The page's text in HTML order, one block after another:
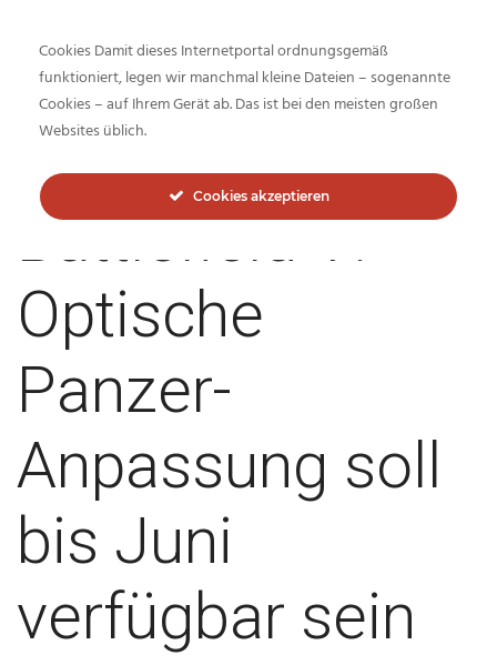
Inside-Network.net
Battlefield V:
Optische
Panzer-
Anpassung soll
bis Juni
verfügbar sein
Cookies Damit dieses Internetportal ordnungsgemäß
funktioniert, legen wir manchmal kleine Dateien – sogenannte
Cookies – auf Ihrem Gerät ab. Das ist bei den meisten großen
Websites üblich.
Cookies akzeptieren